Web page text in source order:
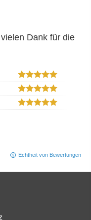
Dank für die
Echtheit von Bewertungen